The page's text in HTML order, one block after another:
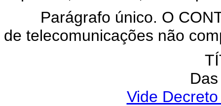
Parágrafo único. O
de telecomunicações não
Vide